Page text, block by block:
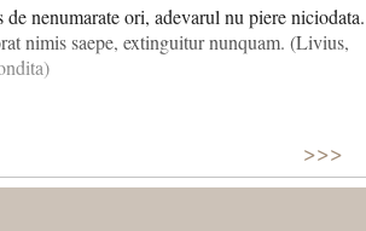
de nenumarate ori, adevarul nu piere niciodata.
nimis saepe, extinguitur nunquam. (Livius,
>>>